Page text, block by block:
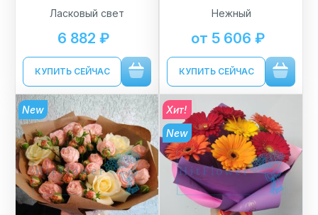
Ласковый свет
6 882 ₽
КУПИТЬ СЕЙЧАС
Нежный
от 5 606 ₽
КУПИТЬ СЕЙЧАС
New
Хит!
New